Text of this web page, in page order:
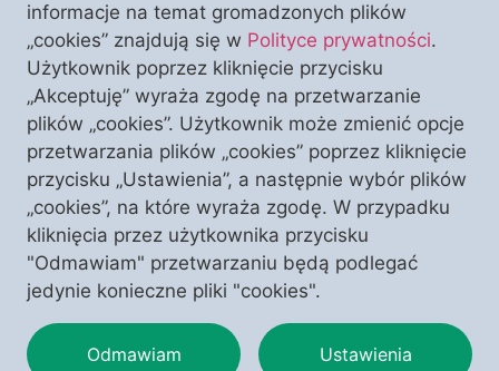
Czy bać się sztucznej inteligencji? Ja bym się bał.
Jeżeli bowiem człowiek zamierza sztucznie tworzyć
umysłowość alternatywną do naturalnej, stworzonej
przez Boga i danej mu w użytkowanie, aby za jej
pomocą czynił sobie ziemię poddaną, to ludzkość
ma poważny powód do obaw. Dlaczego? Ponieważ
sztuczna inteligencja nigdy nie osiągnie stanu
ludzkiej świadomości, bo do tego […]
informacje na temat gromadzonych plików
„cookies” znajdują się w Polityce prywatności.
Użytkownik poprzez kliknięcie przycisku
„Akceptuję” wyraża zgodę na przetwarzanie
plików „cookies”. Użytkownik może zmienić opcje
przetwarzania plików „cookies” poprzez kliknięcie
przycisku „Ustawienia”, a następnie wybór plików
„cookies”, na które wyraża zgodę. W przypadku
kliknięcia przez użytkownika przycisku
"Odmawiam" przetwarzaniu będą podlegać
jedynie konieczne pliki "cookies".
Odmawiam Ustawienia